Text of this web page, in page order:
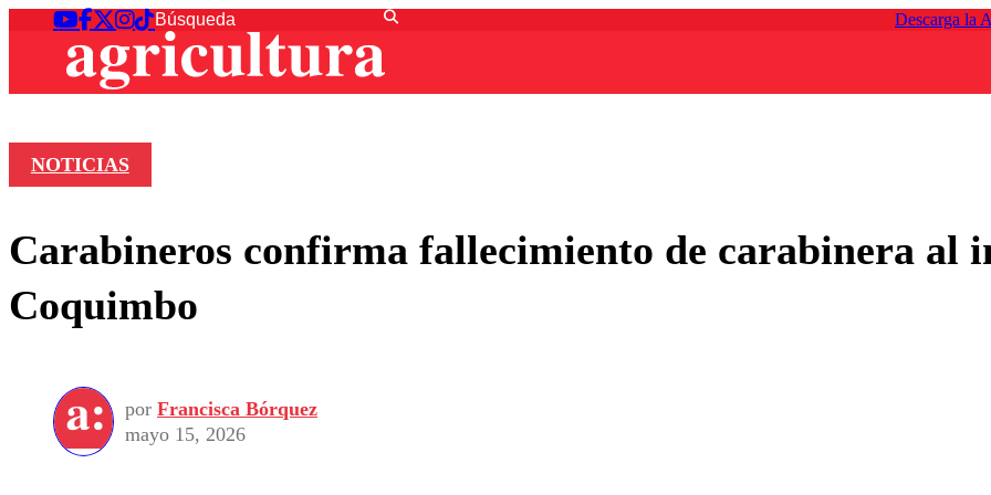
Descarga la
NOTICIAS
Carabineros confirma fallecimiento de carabinera al
Coquimbo
por Francisca Bórquez
mayo 15, 2026